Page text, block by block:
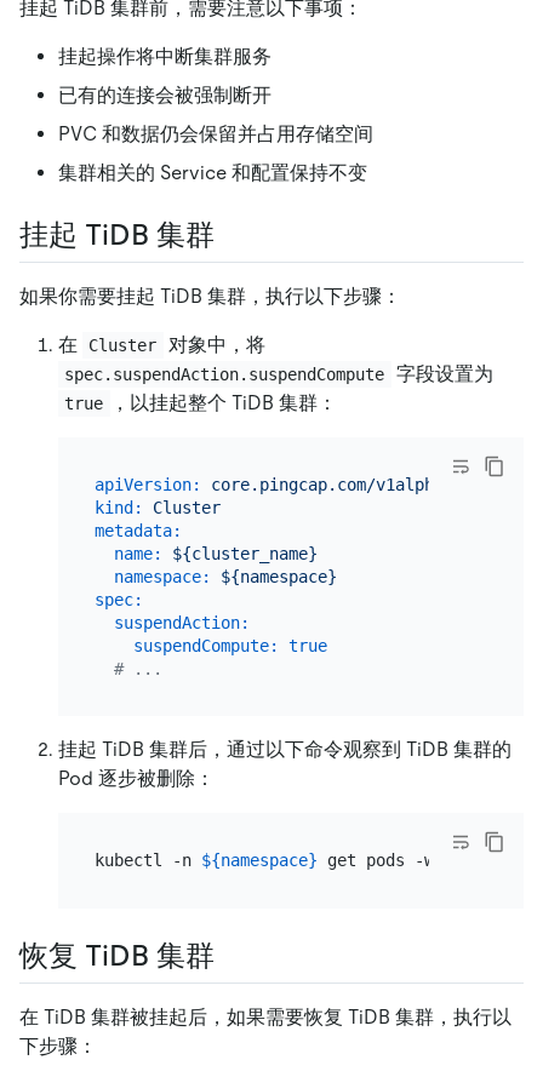
挂起 TiDB 集群前，需要注意以下事项：
挂起操作将中断集群服务
已有的连接会被强制断开
PVC 和数据仍会保留并占用存储空间
集群相关的 Service 和配置保持不变
挂起 TiDB 集群
如果你需要挂起 TiDB 集群，执行以下步骤：
在 Cluster 对象中，将
spec.suspendAction.suspendCompute 字段设置为
true ，以挂起整个 TiDB 集群：
apiVersion:
core.pingcap.com/v1alpha1
kind:
Cluster
metadata:
name:
${cluster_name}
namespace:
${namespace}
spec:
suspendAction:
suspendCompute:
true
# ...
挂起 TiDB 集群后，通过以下命令观察到 TiDB 集群的
Pod 逐步被删除：
kubectl -n ${namespace}
恢复 TiDB 集群
在 TiDB 集群被挂起后，如果需要恢复 TiDB 集群，执行以
下步骤：